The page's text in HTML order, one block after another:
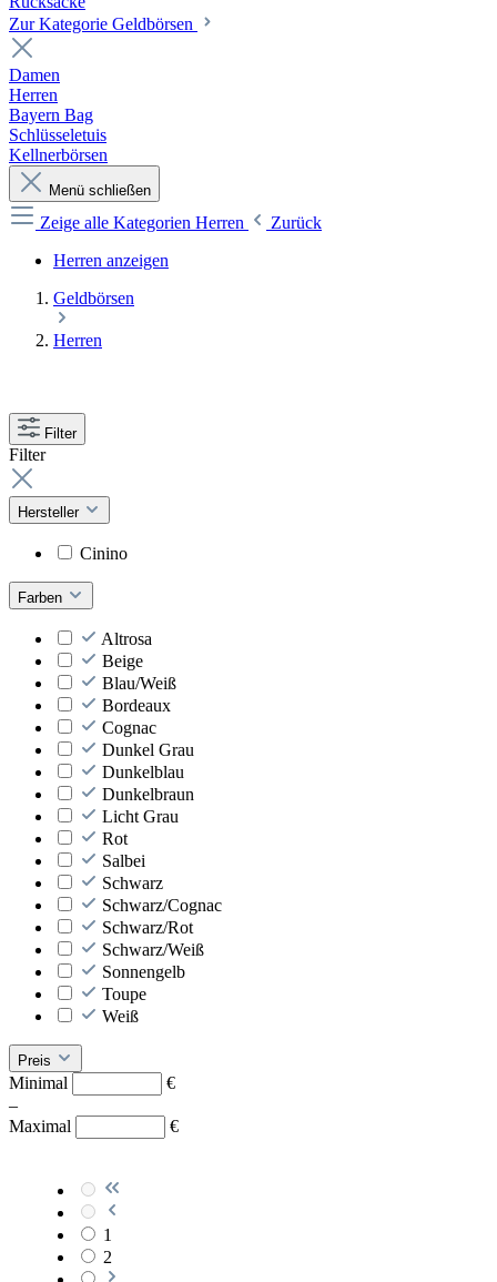
Zur Kategorie Geldbörsen
Damen
Herren
Bayern Bag
Schlüsseletuis
Kellnerbörsen
Menü schließen
Zeige alle Kategorien Herren
Zurück
Herren anzeigen
Geldbörsen
Herren
Filter
Filter
Hersteller
Cinino
Farben
Altrosa
Beige
Blau/Weiß
Bordeaux
Cognac
Dunkel Grau
Dunkelblau
Dunkelbraun
Licht Grau
Rot
Salbei
Schwarz
Schwarz/Cognac
Schwarz/Rot
Schwarz/Weiß
Sonnengelb
Toupe
Weiß
Preis
Minimal
€
–
Maximal
€
1
2